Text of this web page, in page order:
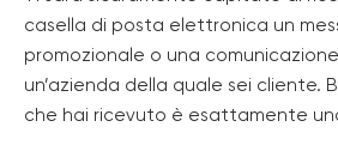
casella di posta elettronica un
promozionale o una
un’azienda della quale sei cliente.
che hai ricevuto è esattamente